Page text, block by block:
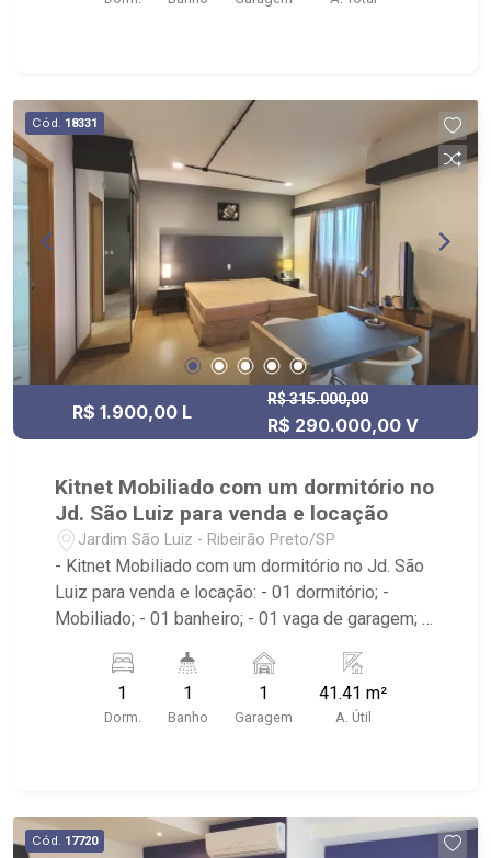
(agendamento), elevador panorâmico e praça
Cód. 18331
R$ 1.900,00 L
R$ 315.000,00
R$ 290.000,00 V
Kitnet Mobiliado com um dormitório no
Jd. São Luiz para venda e locação
Jardim São Luiz - Ribeirão Preto/SP
- Kitnet Mobiliado com um dormitório no Jd. São
Luiz para venda e locação: - 01 dormitório; -
Mobiliado; - 01 banheiro; - 01 vaga de garagem; -
Próximo a Nativas Churrascaria e Savegnago
Supermercados.
1
Dorm.
1
Banho
1
Garagem
41.41 m²
A. Útil
Cód. 17720